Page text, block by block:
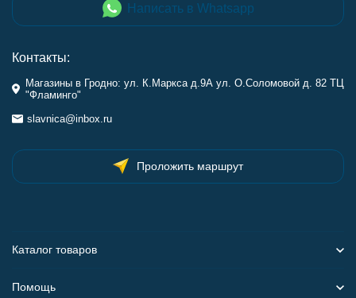
Написать в Whatsapp
Контакты:
Магазины в Гродно: ул. К.Маркса д.9А ул. О.Соломовой д. 82 ТЦ
"Фламинго"
slavnica@inbox.ru
Проложить маршрут
Каталог товаров
Помощь